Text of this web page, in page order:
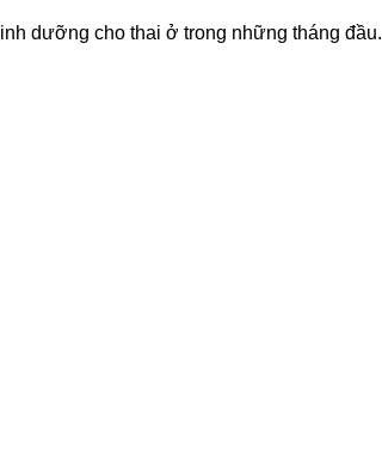
dưỡng cho thai ở trong những tháng đầu.